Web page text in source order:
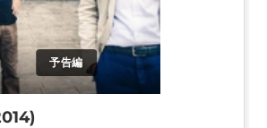
予告編